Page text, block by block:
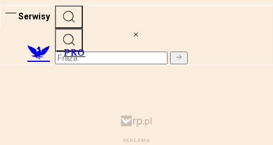
Serwisy
PRO